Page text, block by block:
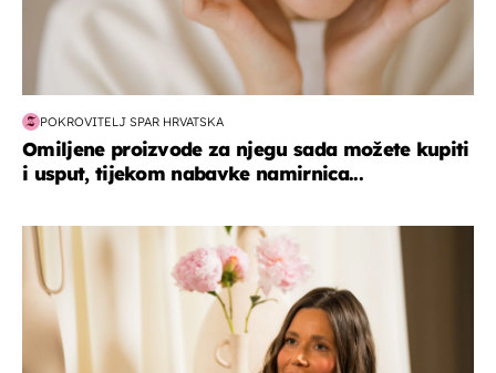
POKROVITELJ SPAR HRVATSKA
Omiljene proizvode za njegu sada možete kupiti
i usput, tijekom nabavke namirnica...
moda & ljepota